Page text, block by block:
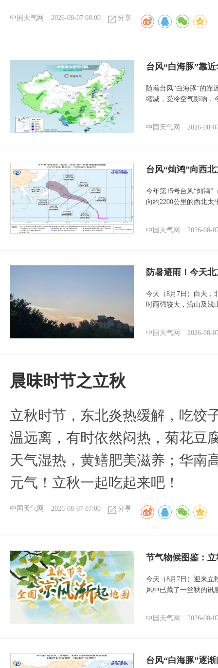
中国天气网 2026-08-07 08:00 分享
台风“白海豚”靠
随着台风“白海豚”的靠
缩减，受冷空气影响，
中国天气网 2026-08-
台风“灿鸿”向西
今年第15号台风“灿鸿”
向约2200公里的西北太
中国天气网 2026-08-
防暑避雨！今天
今天（8月7日）白天，
时雨强较大，沿山及浅
中国天气网 2026-08-
晨味时节之立秋
立秋时节，东北炎热缓解，吃饺
温远离，有时依然闷热，菊花豆
天气湿热，黄鳝肥美滋养；华南
元气！立秋一起吃起来吧！
中国天气网 2026-08-07 07:00 分享
节气物候图鉴：
今天（8月7日）迎来立
风中已藏了一丝秋的讯
中国天气网 2026-08-
台风“白海豚”逐